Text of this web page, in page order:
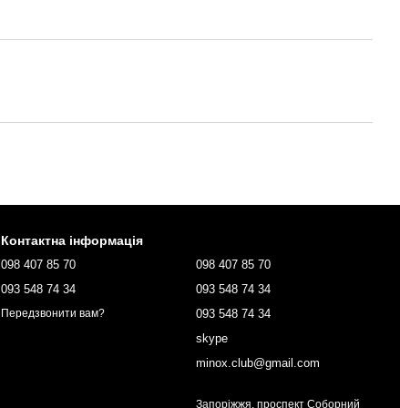
Контактна інформація
098 407 85 70
093 548 74 34
Передзвонити вам?
098 407 85 70
093 548 74 34
093 548 74 34
skype
minox.club@gmail.com
Запоріжжя, проспект Соборний